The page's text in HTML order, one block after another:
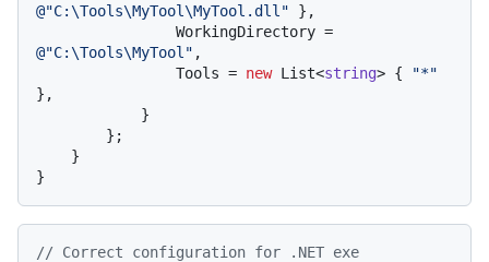
@"C:\Tools\MyTool\MyTool.dll" },
@"C:\Tools\MyTool" ,
                Tools =
new List<string> {
"*"
},
// Correct configuration for .NET exe